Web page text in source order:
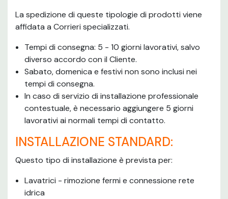
La spedizione di queste tipologie di prodotti viene
affidata a Corrieri specializzati.
Tempi di consegna: 5 - 10 giorni lavorativi, salvo
diverso accordo con il Cliente.
Sabato, domenica e festivi non sono inclusi nei
tempi di consegna.
In caso di servizio di installazione professionale
contestuale, è necessario aggiungere 5 giorni
lavorativi ai normali tempi di contatto.
INSTALLAZIONE STANDARD:
Questo tipo di installazione è prevista per:
Lavatrici - rimozione fermi e connessione rete
idrica